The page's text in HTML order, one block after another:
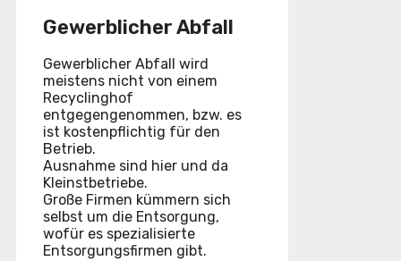
Gewerblicher Abfall
Gewerblicher Abfall wird
meistens nicht von einem
Recyclinghof
entgegengenommen, bzw. es
ist kostenpflichtig für den
Betrieb.
Ausnahme sind hier und da
Kleinstbetriebe.
Große Firmen kümmern sich
selbst um die Entsorgung,
wofür es spezialisierte
Entsorgungsfirmen gibt.